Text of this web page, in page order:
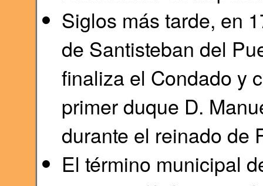
Siglos más tarde, en
de Santisteban del
finaliza el Condado y
primer duque D.
durante el reinado de
El término municipal